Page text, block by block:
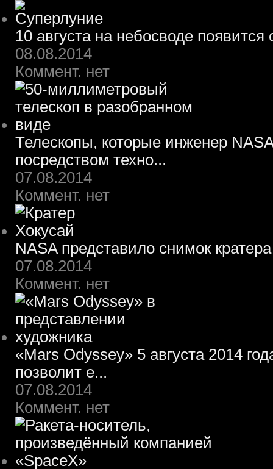
10 августа на небосводе
08.08.2014
Коммент. нет
Телескопы, которые инженер
посредством техно...
07.08.2014
Коммент. нет
NASA представило снимок
07.08.2014
Коммент. нет
«Mars Odyssey» 5 августа 2014
позволит е...
07.08.2014
Коммент. нет